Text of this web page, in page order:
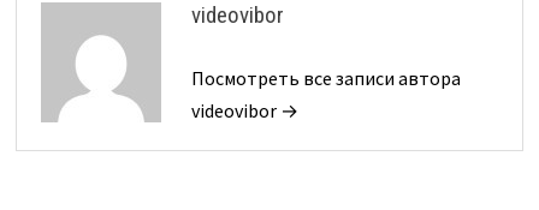
videovibor
Посмотреть все записи автора
videovibor →